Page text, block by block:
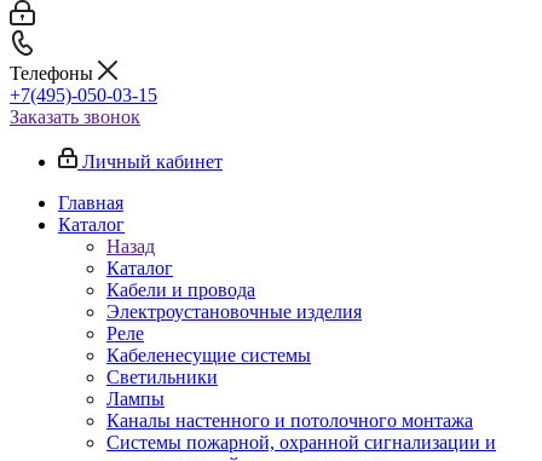
Телефоны
+7(495)-050-03-15
Заказать звонок
Личный кабинет
Главная
Каталог
Назад
Каталог
Кабели и провода
Электроустановочные изделия
Реле
Кабеленесущие системы
Светильники
Лампы
Каналы настенного и потолочного монтажа
Системы пожарной, охранной сигнализации и